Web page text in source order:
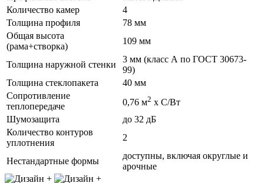
Количество камер
4
Толщина профиля
78 мм
Общая высота
(рама+створка)
109 мм
Толщина наружной стенки
3 мм (класс А по ГОСТ 30673-
99)
Толщина стеклопакета
40 мм
Сопротивление
теплопередаче
0,76 м2 х С/Вт
Шумозащита
до 32 дБ
Количество контуров
уплотнения
2
Нестандартные формы
доступны, включая округлые и
арочные